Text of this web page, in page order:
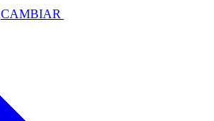
CAMBIAR